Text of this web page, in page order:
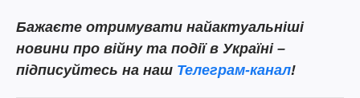
Бажаєте отримувати найактуальніші
новини про війну та події в Україні –
підписуйтесь на наш Телеграм-канал!